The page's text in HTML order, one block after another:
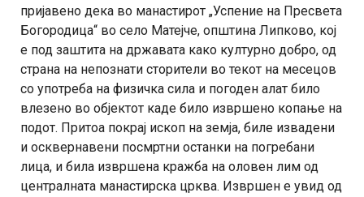
пријавено дека во манастирот „Успение на Пресвета
Богородица“ во село Матејче, општина Липково, кој
е под заштита на државата како културно добро, од
страна на непознати сторители во текот на месецов
со употреба на физичка сила и погоден алат било
влезено во објектот каде било извршено копање на
подот. Притоа покрај ископ на земја, биле извадени
и осквернавени посмртни останки на погребани
лица, и била извршена кражба на оловен лим од
централната манастирска црква. Извршен е увид од